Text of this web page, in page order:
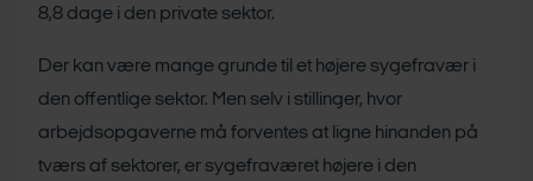
8,8 dage i den private sektor.
Der kan være mange grunde til et højere sygefravær i
den offentlige sektor. Men selv i stillinger, hvor
arbejdsopgaverne må forventes at ligne hinanden på
tværs af sektorer, er sygefraværet højere i den